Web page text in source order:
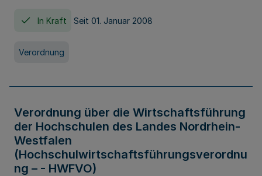
In Kraft Seit 01. Januar 2008
Verordnung
Verordnung über die Wirtschaftsführung
der Hochschulen des Landes Nordrhein-
Westfalen
(Hochschulwirtschaftsführungsverordnu
ng – - HWFVO)